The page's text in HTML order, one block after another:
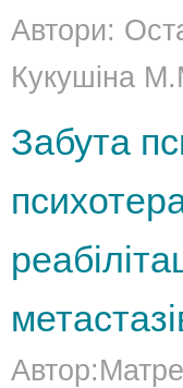
Автори:
Кукушіна
Забута